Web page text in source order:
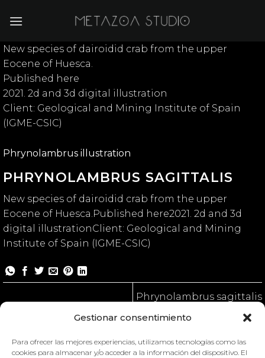
Gestionar consentimiento
Para ofrecer las mejores experiencias, utilizamos tecnologías como las
cookies para almacenar y/o acceder a la información del dispositivo. El
Phrynolambrus illustration
PHRYNOLAMBRUS SAGITTALIS
New species of dairoidid crab from the upper
Eocene of Huesca.Published here2021. 2d and 3d
digital illustrationClient: Geological and Mining
Institute of Spain (IGME-CSIC)
New species of dairoidid crab from the upper
Eocene of Huesca.
Published here
2021. 2d and 3d digital illustration
Client: Geological and Mining Institute of Spain
(IGME-CSIC)
Phrynolambrus sagittalis